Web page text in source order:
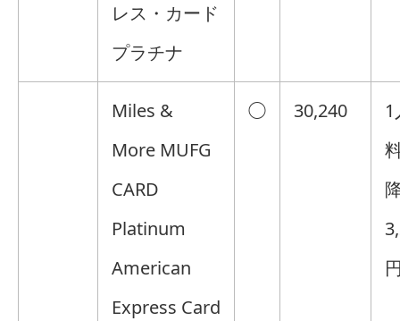
レス・カード
プラチナ
Miles &
More MUFG
CARD
Platinum
American
Express Card
◯ 30,240